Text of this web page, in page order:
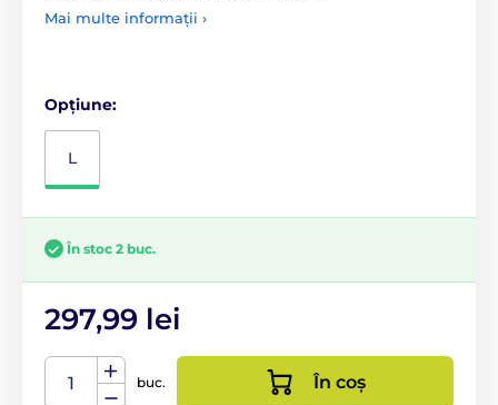
Mai multe informații ›
Opțiune:
L
În stoc 2 buc.
297,99 lei
buc. În coș